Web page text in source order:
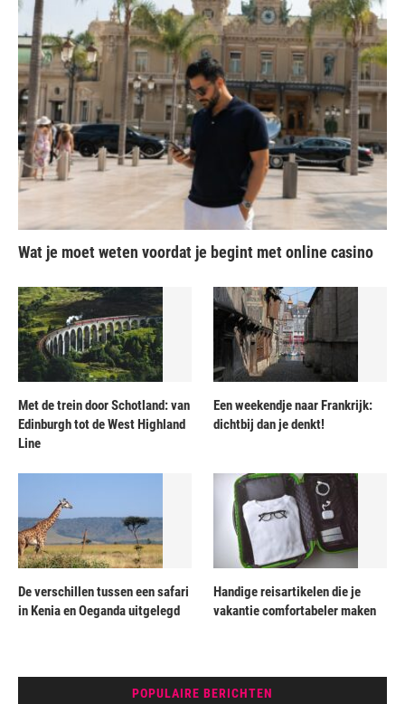
Wat je moet weten voordat je begint met online casino
Met de trein door Schotland: van
Edinburgh tot de West Highland
Line
Een weekendje naar Frankrijk:
dichtbij dan je denkt!
De verschillen tussen een safari
in Kenia en Oeganda uitgelegd
Handige reisartikelen die je
vakantie comfortabeler maken
POPULAIRE BERICHTEN